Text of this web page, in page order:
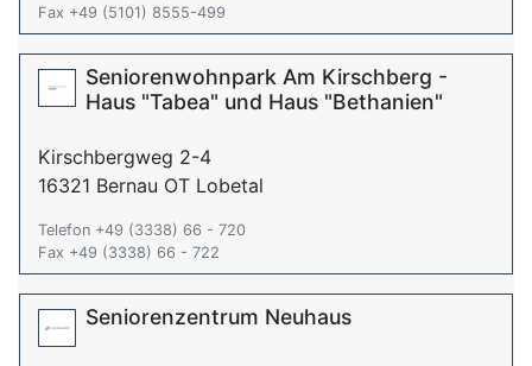
Fax +49 (5101) 8555-499
Seniorenwohnpark Am Kirschberg -
Haus "Tabea" und Haus "Bethanien"
Kirschbergweg 2-4
16321 Bernau OT Lobetal
Telefon +49 (3338) 66 - 720
Fax +49 (3338) 66 - 722
Seniorenzentrum Neuhaus